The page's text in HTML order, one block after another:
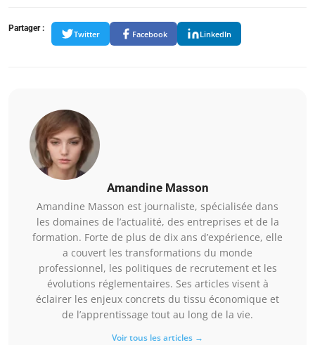
Partager :
Twitter Facebook LinkedIn
Amandine Masson
Amandine Masson est journaliste, spécialisée dans
les domaines de l’actualité, des entreprises et de la
formation. Forte de plus de dix ans d’expérience, elle
a couvert les transformations du monde
professionnel, les politiques de recrutement et les
évolutions réglementaires. Ses articles visent à
éclairer les enjeux concrets du tissu économique et
de l’apprentissage tout au long de la vie.
Voir tous les articles →